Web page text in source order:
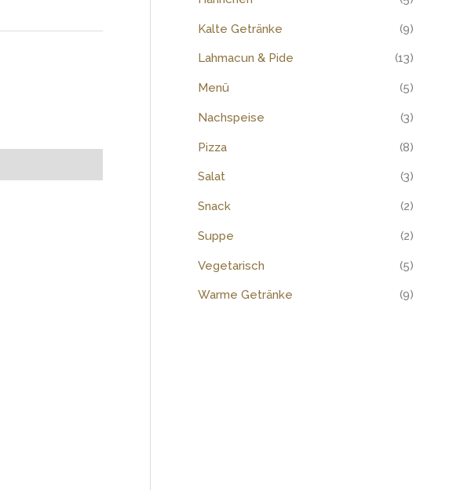
:
Kalte Getränke (9)
Lahmacun & Pide (13)
Menü (5)
Nachspeise (3)
Pizza (8)
Salat (3)
Snack (2)
Suppe (2)
Vegetarisch (5)
Warme Getränke (9)